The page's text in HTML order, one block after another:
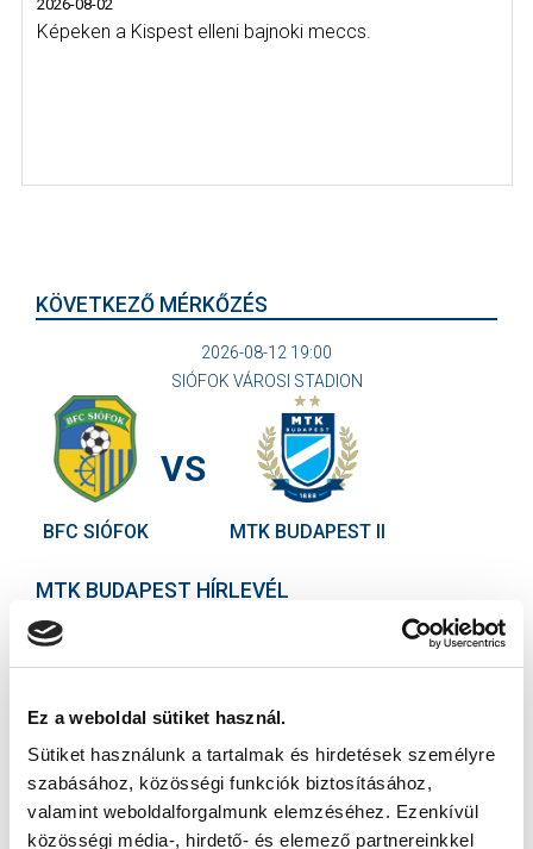
Ez a weboldal sütiket használ.
Sütiket használunk a tartalmak és hirdetések személyre
szabásához, közösségi funkciók biztosításához,
valamint weboldalforgalmunk elemzéséhez. Ezenkívül
közösségi média-, hirdető- és elemező partnereinkkel
2026-08-02
Képeken a Kispest elleni bajnoki meccs.
KÖVETKEZŐ MÉRKŐZÉS
2026-08-12 19:00
SIÓFOK VÁROSI STADION
BFC SIÓFOK
VS
MTK BUDAPEST II
MTK BUDAPEST HÍRLEVÉL
Ne maradjon le egy eseményről sem! Iratkozzon fel ingyenes
Elfogadom azAdatvédelmi tájékoztatót!